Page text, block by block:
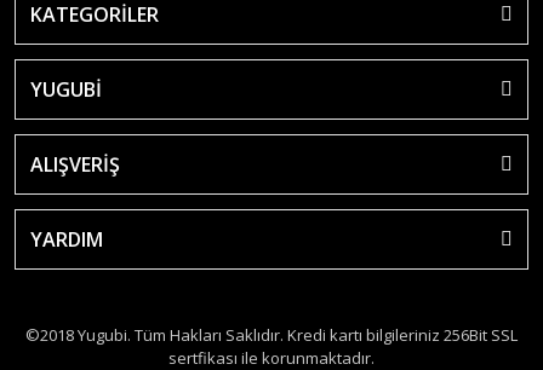
KATEGORİLER
YUGUBİ
ALIŞVERİŞ
YARDIM
©2018 Yugubi. Tüm Hakları Saklıdır. Kredi kartı bilgileriniz 256Bit SSL
sertfikası ile korunmaktadır.